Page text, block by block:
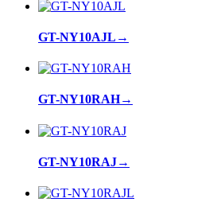
GT-NY10AJL →
GT-NY10RAH→
GT-NY10RAJ→